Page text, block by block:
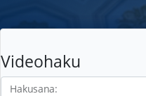
Videohaku
Hakusana: